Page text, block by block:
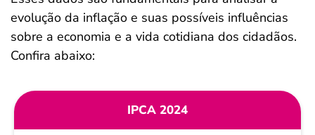
evolução da inflação e suas possíveis influências
sobre a economia e a vida cotidiana dos cidadãos.
Confira abaixo:
IPCA 2024